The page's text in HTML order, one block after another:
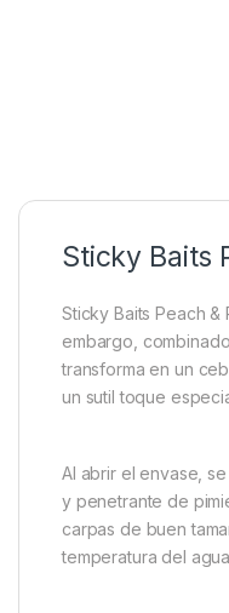
Sticky Baits
Sticky Baits Peach &
embargo,
transforma en un
un sutil toque
Al abrir el envase,
y penetrante de
carpas de buen
temperatura del